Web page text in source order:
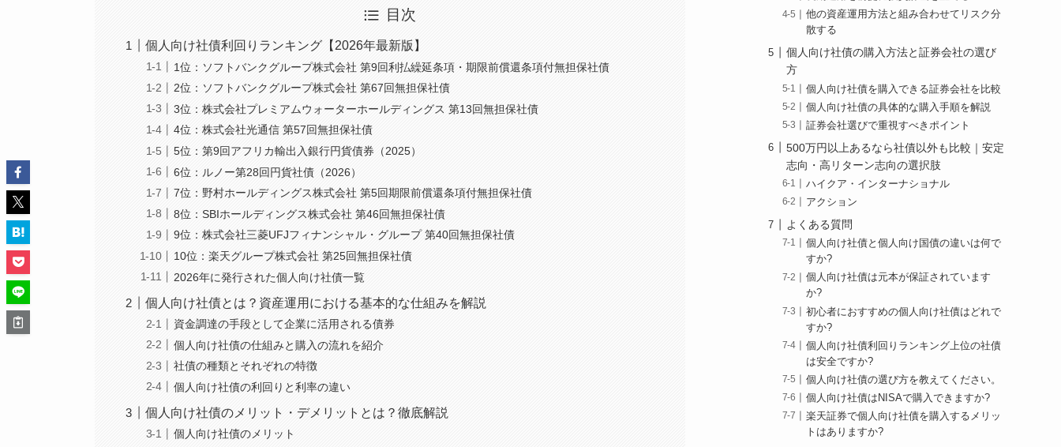
目次
個人向け社債利回りランキング【2026年最新版】
1位：ソフトバンクグループ株式会社 第9回利払繰延条項・期限前償還条項付無担保社債
2位：ソフトバンクグループ株式会社 第67回無担保社債
3位：株式会社プレミアムウォーターホールディングス 第13回無担保社債
4位：株式会社光通信 第57回無担保社債
5位：第9回アフリカ輸出入銀行円貨債券（2025）
6位：ルノー第28回円貨社債（2026）
7位：野村ホールディングス株式会社 第5回期限前償還条項付無担保社債
8位：SBIホールディングス株式会社 第46回無担保社債
9位：株式会社三菱UFJフィナンシャル・グループ 第40回無担保社債
10位：楽天グループ株式会社 第25回無担保社債
2026年に発行された個人向け社債一覧
個人向け社債とは？資産運用における基本的な仕組みを解説
資金調達の手段として企業に活用される債券
個人向け社債の仕組みと購入の流れを紹介
社債の種類とそれぞれの特徴
個人向け社債の利回りと利率の違い
個人向け社債のメリット・デメリットとは？徹底解説
個人向け社債のメリット
他の資産運用方法と組み合わせてリスク分
散する
個人向け社債の購入方法と証券会社の選び
方
個人向け社債を購入できる証券会社を比較
個人向け社債の具体的な購入手順を解説
証券会社選びで重視すべきポイント
500万円以上あるなら社債以外も比較｜安定
志向・高リターン志向の選択肢
ハイクア・インターナショナル
アクション
よくある質問
個人向け社債と個人向け国債の違いは何で
すか?
個人向け社債は元本が保証されています
か?
初心者におすすめの個人向け社債はどれで
すか?
個人向け社債利回りランキング上位の社債
は安全ですか?
個人向け社債の選び方を教えてください。
個人向け社債はNISAで購入できますか?
楽天証券で個人向け社債を購入するメリッ
トはありますか?